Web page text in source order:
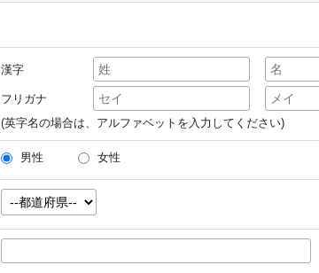
漢字
フリガナ
(英字名の場合は、アルファベットを入力してください)
男性 女性